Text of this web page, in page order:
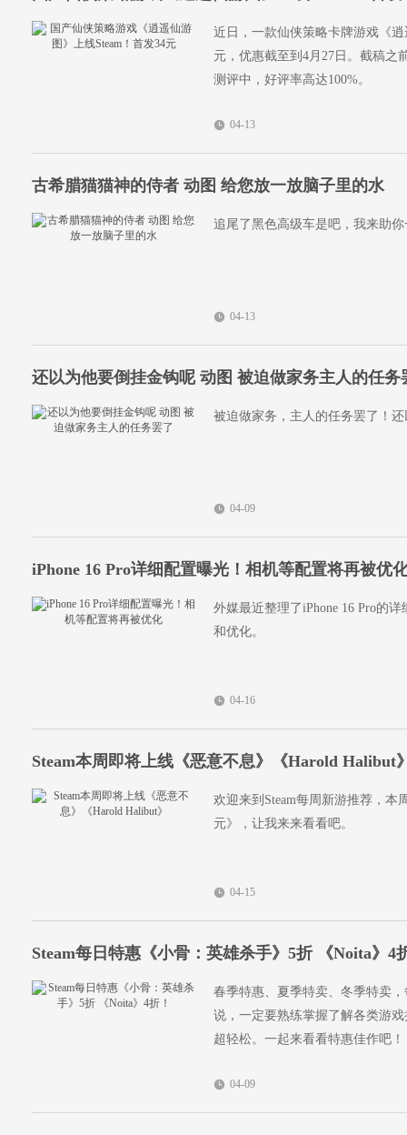
近日，一款仙侠策略卡牌游戏《
元，优惠截至到4月27日。截稿之
测评中，好评率高达100%。
04-13
古希腊猫猫神的侍者 动图 给您放一放脑子里的水
追尾了黑色高级车是吧，我来助
04-13
还以为他要倒挂金钩呢 动图 被迫做家务主人的任务
被迫做家务，主人的任务罢了！
04-09
iPhone 16 Pro详细配置曝光！相机等配置将再被优
外媒最近整理了iPhone 16 Pro的
和优化。
04-16
Steam本周即将上线《恶意不息》《Harold Halibut
欢迎来到Steam每周新游推荐，本
元》，让我来来看看吧。
04-15
Steam每日特惠《小骨：英雄杀手》5折 《Noita》4
春季特惠、夏季特卖、冬季特卖
说，一定要熟练掌握了解各类游
超轻松。一起来看看特惠佳作吧！
04-09